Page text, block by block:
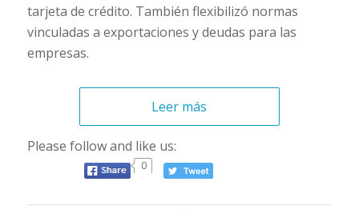
tarjeta de crédito. También flexibilizó normas
vinculadas a exportaciones y deudas para las
empresas.
Leer más
Please follow and like us:
0